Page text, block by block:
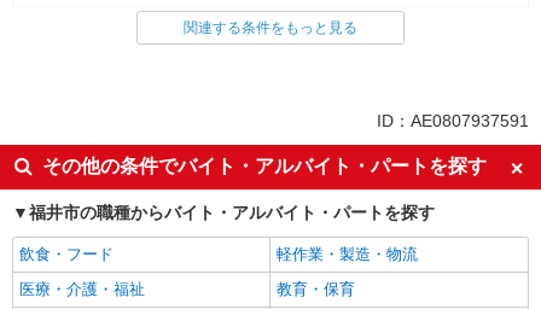
同じ特徴から求人を探す関連する条件をもっと見る
ID：AE0807937591
その他の条件でバイト・アルバイト・パートを探す
福井市の職種からバイト・アルバイト・パートを探す
飲食・フード
軽作業・製造・物流
医療・介護・福祉
教育・保育